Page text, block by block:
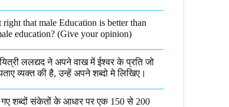
right that male Education is better than
education? (Give your opinion)
ललद्यद ने अपने वाख में ईश्वर के प्रति जो
व्यक्त की है, उन्हें अपने शब्दो मे लिखिए।
गए शब्दों संकेतों के आधार पर एक 150 से 200